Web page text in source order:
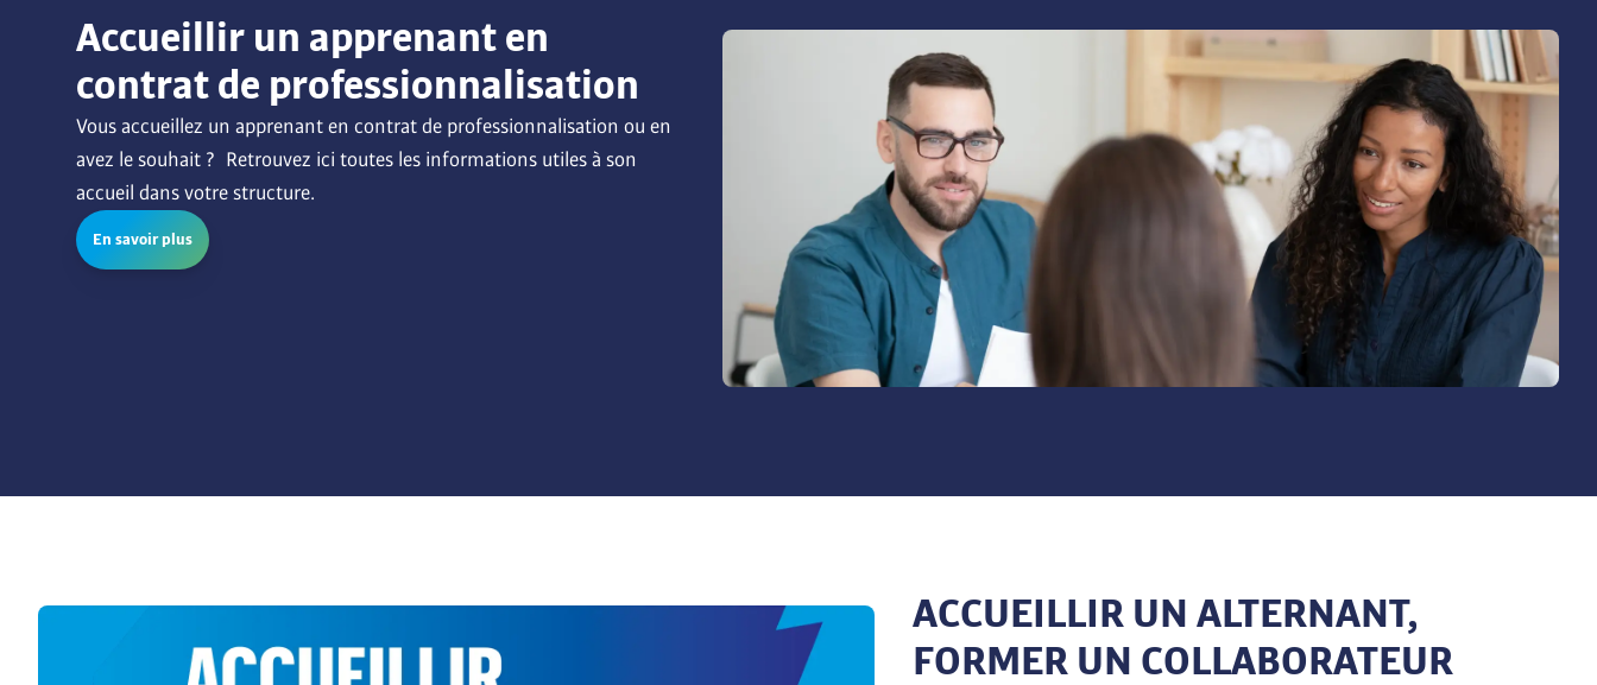
Accueillir un apprenant en
contrat de professionnalisation
Vous accueillez un apprenant en contrat de professionnalisation ou en
avez le souhait ?  Retrouvez ici toutes les informations utiles à son
accueil dans votre structure.
En savoir plus
ACCUEILLIR UN ALTERNANT,
FORMER UN COLLABORATEUR